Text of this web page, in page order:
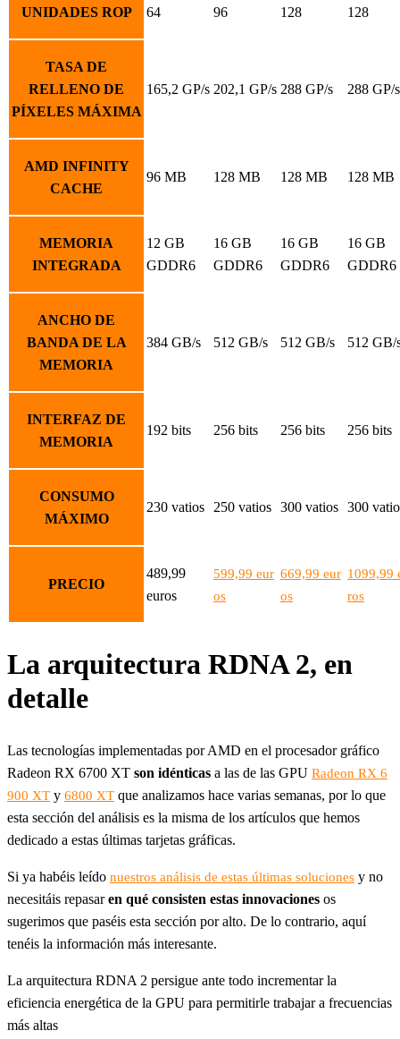
UNIDADES ROP 64 96 128 128
TASA DE
RELLENO DE
PÍXELES MÁXIMA
165,2 GP/s 202,1 GP/s 288 GP/s 288 GP/s
AMD INFINITY
CACHE
96 MB 128 MB 128 MB 128 MB
MEMORIA
INTEGRADA
12 GB
GDDR6
16 GB
GDDR6
16 GB
GDDR6
16 GB
GDDR6
ANCHO DE
BANDA DE LA
MEMORIA
384 GB/s 512 GB/s 512 GB/s 512 GB/
INTERFAZ DE
MEMORIA
192 bits 256 bits 256 bits 256 bits
CONSUMO
MÁXIMO
230 vatios 250 vatios 300 vatios 300
PRECIO
489,99
euros
599,99 eur
os
669,99 eur
os
1099,99
ros
La arquitectura RDNA 2, en
detalle
Las tecnologías implementadas por AMD en el procesador gráfico
Radeon RX 6700 XT son idénticas a las de las GPU Radeon RX 6
900 XT y 6800 XT que analizamos hace varias semanas, por lo que
esta sección del análisis es la misma de los artículos que hemos
dedicado a estas últimas tarjetas gráficas.
Si ya habéis leído nuestros análisis de estas últimas soluciones y no
necesitáis repasaren qué consisten estas innovaciones os
sugerimos que paséis esta sección por alto. De lo contrario, aquí
tenéis la información más interesante.
La arquitectura RDNA 2 persigue ante todo incrementar la
eficiencia energética de la GPU para permitirle trabajar a frecuencias
más altas